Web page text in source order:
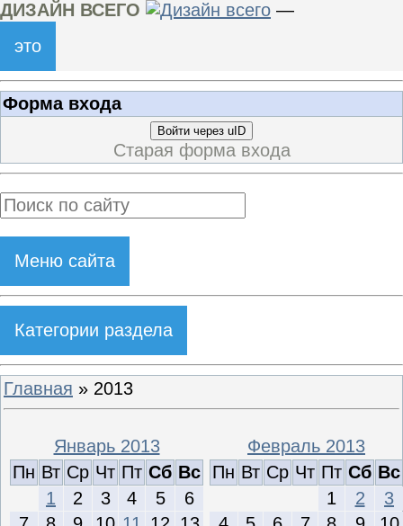
ДИЗАЙН ВСЕГО
—
это
Форма входа
Войти через uID
Старая форма входа
Меню сайта
Категории раздела
Главная » 2013
Январь 2013
Пн Вт Ср Чт Пт Сб Вс
1
2 3 4 5
6
Февраль 2013
Пн Вт Ср Чт Пт Сб Вс
1
2
3